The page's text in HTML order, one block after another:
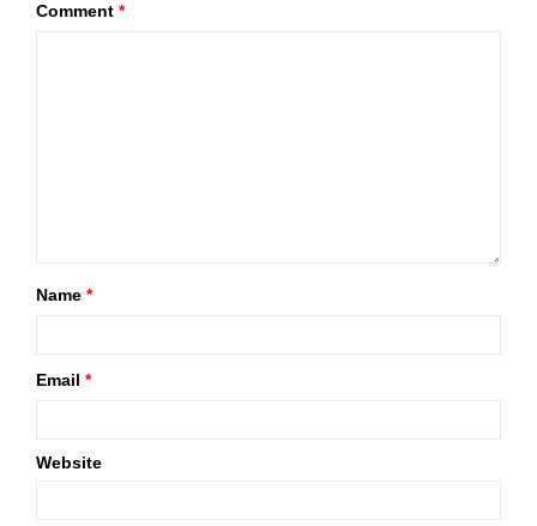
Comment *
Name *
Email *
Website